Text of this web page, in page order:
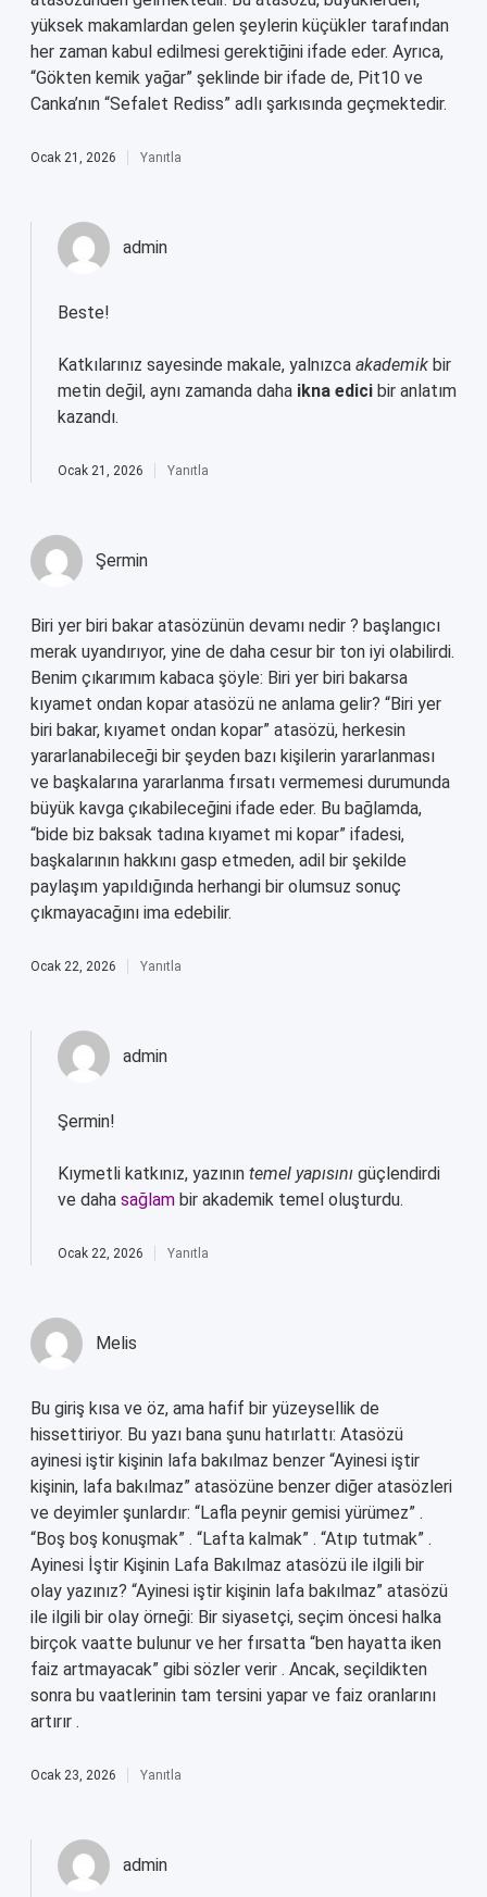
yüksek makamlardan gelen şeylerin küçükler tarafından
her zaman kabul edilmesi gerektiğini ifade eder. Ayrıca,
“Gökten kemik yağar” şeklinde bir ifade de, Pit10 ve
Canka’nın “Sefalet Rediss” adlı şarkısında geçmektedir.
Ocak 21, 2026 Yanıtla
admin
Beste!
Katkılarınız sayesinde makale, yalnızca akademik bir
metin değil, aynı zamanda daha ikna edici bir anlatım
kazandı.
Ocak 21, 2026 Yanıtla
Şermin
Biri yer biri bakar atasözünün devamı nedir ? başlangıcı
merak uyandırıyor, yine de daha cesur bir ton iyi olabilirdi.
Benim çıkarımım kabaca şöyle: Biri yer biri bakarsa
kıyamet ondan kopar atasözü ne anlama gelir? “Biri yer
biri bakar, kıyamet ondan kopar” atasözü, herkesin
yararlanabileceği bir şeyden bazı kişilerin yararlanması
ve başkalarına yararlanma fırsatı vermemesi durumunda
büyük kavga çıkabileceğini ifade eder. Bu bağlamda,
“bide biz baksak tadına kıyamet mi kopar” ifadesi,
başkalarının hakkını gasp etmeden, adil bir şekilde
paylaşım yapıldığında herhangi bir olumsuz sonuç
çıkmayacağını ima edebilir.
Ocak 22, 2026 Yanıtla
admin
Şermin!
Kıymetli katkınız, yazının temel yapısını güçlendirdi
ve daha sağlam bir akademik temel oluşturdu.
Ocak 22, 2026 Yanıtla
Melis
Bu giriş kısa ve öz, ama hafif bir yüzeysellik de
hissettiriyor. Bu yazı bana şunu hatırlattı: Atasözü
ayinesi iştir kişinin lafa bakılmaz benzer “Ayinesi iştir
kişinin, lafa bakılmaz” atasözüne benzer diğer atasözleri
ve deyimler şunlardır: “Lafla peynir gemisi yürümez” .
“Boş boş konuşmak” . “Lafta kalmak” . “Atıp tutmak” .
Ayinesi İştir Kişinin Lafa Bakılmaz atasözü ile ilgili bir
olay yazınız? “Ayinesi iştir kişinin lafa bakılmaz” atasözü
ile ilgili bir olay örneği: Bir siyasetçi, seçim öncesi halka
birçok vaatte bulunur ve her fırsatta “ben hayatta iken
faiz artmayacak” gibi sözler verir . Ancak, seçildikten
sonra bu vaatlerinin tam tersini yapar ve faiz oranlarını
artırır .
Ocak 23, 2026 Yanıtla
admin